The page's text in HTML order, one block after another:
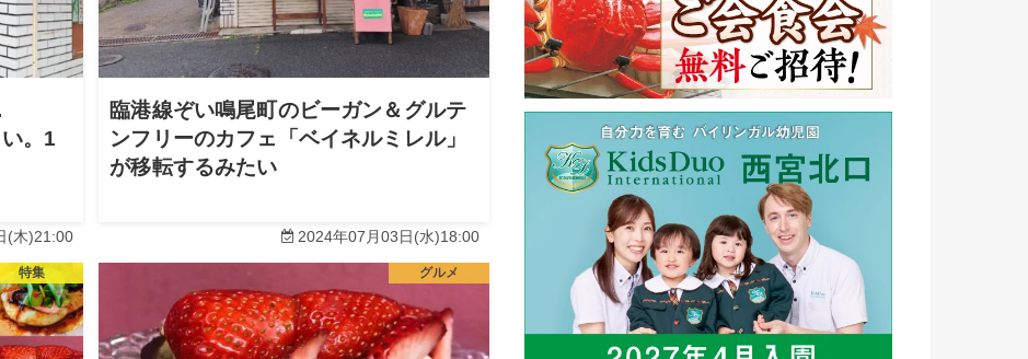
。1
(木)21:00
臨港線ぞい鳴尾町のビーガン＆グルテ
ンフリーのカフェ「ベイネルミレル」
が移転するみたい
2024年07月03日(水)18:00
特集 グルメ